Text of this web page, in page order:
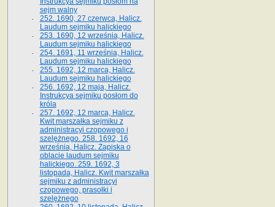
sejm walny
252. 1690, 27 czerwca, Halicz.
Laudum sejmiku halickiego
253. 1690, 12 września, Halicz.
Laudum sejmiku halickiego
254. 1691, 11 września, Halicz.
Laudum sejmiku halickiego
255. 1692, 12 marca, Halicz.
Laudum sejmiku halickiego
256. 1692, 12 maja, Halicz.
Instrukcya sejmiku posłom do
króla
257. 1692, 12 marca, Halicz.
Kwit marszałka sejmiku z
administracyi czopowego i
szelężnego. 258. 1692, 16
września, Halicz. Zapiska o
oblacie laudum sejmiku
halickiego. 259. 1692, 3
listopada, Halicz. Kwit marszałka
sejmiku z administracyi
czopowego, prasołki i
szelężnego